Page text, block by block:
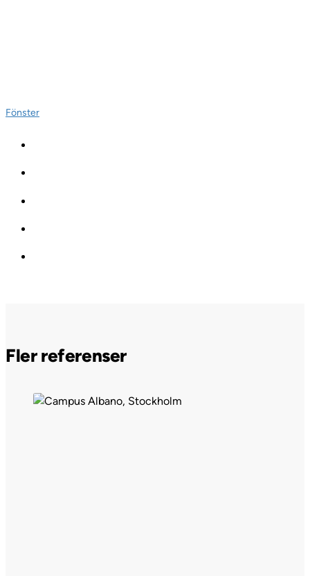
Fönster
Fler referenser